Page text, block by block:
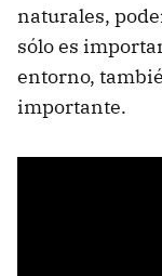
naturales,
sólo es
entorno,
importante.